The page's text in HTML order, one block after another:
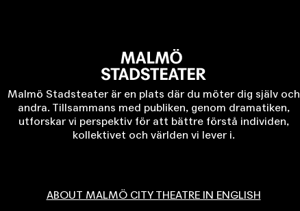
Malmö Stadsteater är en plats där du möter dig själv och
andra. Tillsammans med publiken, genom dramatiken,
utforskar vi perspektiv för att bättre förstå individen,
kollektivet och världen vi lever i.
ABOUT MALMÖ CITY THEATRE IN ENGLISH